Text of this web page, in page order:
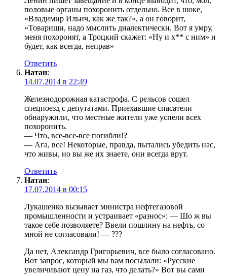
половые органы похоронить отдельно. Все в шоке,
«Владимир Ильич, как же так?», а он говорит,
«Товарищи, надо мыслить диалектически. Вот я умру,
меня похоронят, а Троцкий скажет: «Ну и х** с ним» и
будет, как всегда, неправ»
Ответить
Натан:
14.07.2014 в 22:49
Железнодорожная катастрофа. С рельсов сошел
спецпоезд с депутатами. Приехавшие спасатели
обнаружили, что местные жители уже успели всех
похоронить.
— Что, все-все-все погибли!?
— Ага, все! Некоторые, правда, пытались убедить нас,
что живы, но вы же их знаете, они всегда врут.
Ответить
Натан:
17.07.2014 в 00:15
Лукашенко вызывает министра нефтегазовой
промышленности и устраивает «разнос»: — Шо ж вы
такое себе позволяете? Ввели пошлину на нефть, со
мной не согласовали! — ???
Да нет, Александр Григорьевич, все было согласовано.
Вот запрос, который мы вам посылали: «Русские
увеличивают цену на газ, что делать?» Вот вы сами